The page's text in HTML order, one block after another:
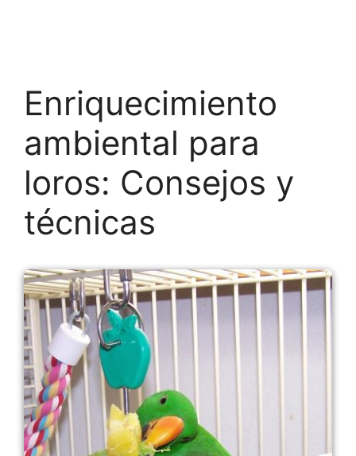
Enriquecimiento
ambiental para
loros: Consejos y
técnicas